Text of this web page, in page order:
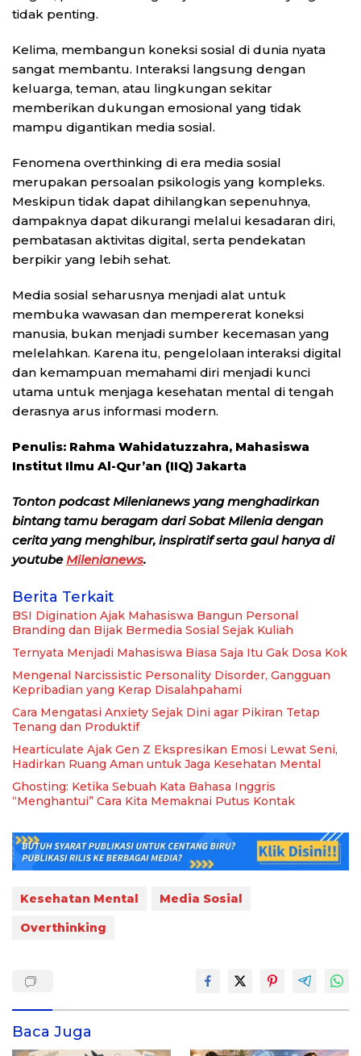
tidak penting.
Kelima, membangun koneksi sosial di dunia nyata
sangat membantu. Interaksi langsung dengan
keluarga, teman, atau lingkungan sekitar
memberikan dukungan emosional yang tidak
mampu digantikan media sosial.
Fenomena overthinking di era media sosial
merupakan persoalan psikologis yang kompleks.
Meskipun tidak dapat dihilangkan sepenuhnya,
dampaknya dapat dikurangi melalui kesadaran diri,
pembatasan aktivitas digital, serta pendekatan
berpikir yang lebih sehat.
Media sosial seharusnya menjadi alat untuk
membuka wawasan dan mempererat koneksi
manusia, bukan menjadi sumber kecemasan yang
melelahkan. Karena itu, pengelolaan interaksi digital
dan kemampuan memahami diri menjadi kunci
utama untuk menjaga kesehatan mental di tengah
derasnya arus informasi modern.
Penulis: Rahma Wahidatuzzahra, Mahasiswa
Institut Ilmu Al-Qur’an (IIQ) Jakarta
Tonton podcast Milenianews yang menghadirkan
bintang tamu beragam dari Sobat Milenia dengan
cerita yang menghibur, inspiratif serta gaul hanya di
youtube Milenianews.
Berita Terkait
BSI Digination Ajak Mahasiswa Bangun Personal
Branding dan Bijak Bermedia Sosial Sejak Kuliah
Ternyata Menjadi Mahasiswa Biasa Saja Itu Gak Dosa Kok
Mengenal Narcissistic Personality Disorder, Gangguan
Kepribadian yang Kerap Disalahpahami
Cara Mengatasi Anxiety Sejak Dini agar Pikiran Tetap
Tenang dan Produktif
Hearticulate Ajak Gen Z Ekspresikan Emosi Lewat Seni,
Hadirkan Ruang Aman untuk Jaga Kesehatan Mental
Ghosting: Ketika Sebuah Kata Bahasa Inggris
“Menghantui” Cara Kita Memaknai Putus Kontak
Kesehatan Mental
Media Sosial
Overthinking
Baca Juga